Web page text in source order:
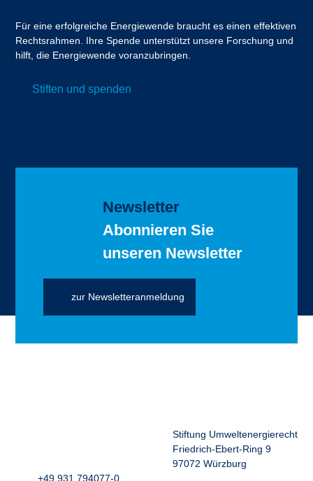
Für eine erfolgreiche Energiewende braucht es einen effektiven
Rechtsrahmen. Ihre Spende unterstützt unsere Forschung und
hilft, die Energiewende voranzubringen.
Stiften und spenden
Newsletter
Abonnieren Sie
unseren Newsletter
zur Newsletteranmeldung
Stiftung Umweltenergierecht
Friedrich-Ebert-Ring 9
97072 Würzburg
+49 931 794077-0